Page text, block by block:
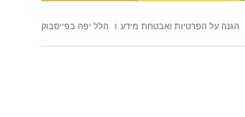
הגנה על הפרטיות ואבטחת מידע הלל יפה בפייסבוק